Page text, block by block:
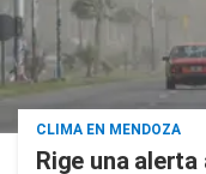
CLIMA EN MENDOZA
Rige una